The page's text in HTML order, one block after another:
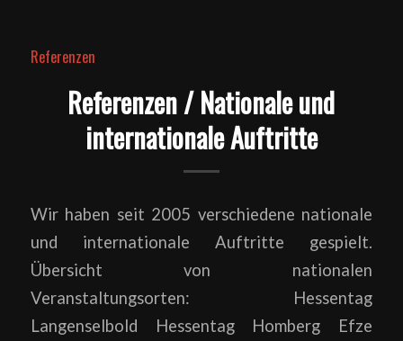
Referenzen
Referenzen / Nationale und
internationale Auftritte
Wir haben seit 2005 verschiedene nationale
und internationale Auftritte gespielt.
Übersicht von nationalen
Veranstaltungsorten: Hessentag
Langenselbold Hessentag Homberg Efze